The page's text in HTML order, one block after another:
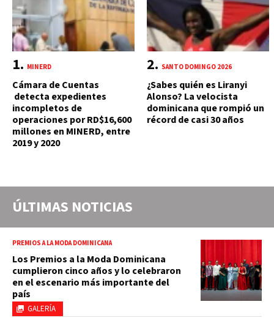
MINERD
Cámara de Cuentas
detecta expedientes
incompletos de
operaciones por RD$16,600
millones en MINERD, entre
2019 y 2020
SANTO DOMINGO 2026
¿Sabes quién es Liranyi
Alonso? La velocista
dominicana que rompió un
récord de casi 30 años
ÚLTIMAS NOTICIAS
GALERÍA
PREMIOS A LA MODA DOMINICANA
Los Premios a la Moda Dominicana
cumplieron cinco años y lo celebraron
en el escenario más importante del
país